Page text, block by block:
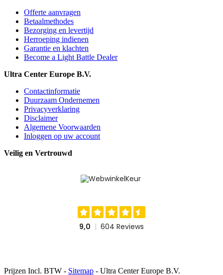
Offerte aanvragen
Betaalmethodes
Bezorging en levertijd
Herroeping indienen
Garantie en klachten
Become a Light Battle Dealer
Ultra Center Europe B.V.
Contactinformatie
Duurzaam Ondernemen
Privacyverklaring
Disclaimer
Algemene Voorwaarden
Inloggen op uw account
Veilig en Vertrouwd
Prijzen Incl. BTW - Sitemap - Ultra Center Europe B.V.